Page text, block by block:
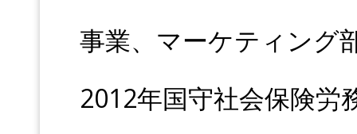
事業、マーケティング
2012年国守社会保険労